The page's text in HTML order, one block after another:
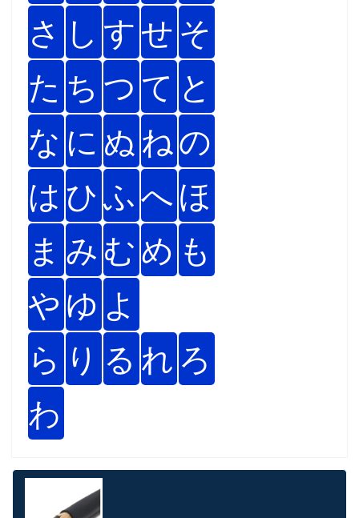
さ し すせ そ
た ち つ て と
な に ぬ ねの
は ひふへほ
ま み むめ も
や ゆ よ
ら り る れ ろ
わ